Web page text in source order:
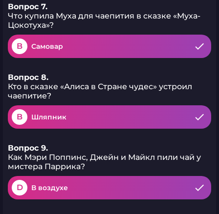
Вопрос 7.
Что купила Муха для чаепития в сказке «Муха-
Цокотуха»?
B Самовар
Вопрос 8.
Кто в сказке «Алиса в Стране чудес» устроил
чаепитие?
B Шляпник
Вопрос 9.
Как Мэри Поппинс, Джейн и Майкл пили чай у
мистера Паррика?
D В воздухе